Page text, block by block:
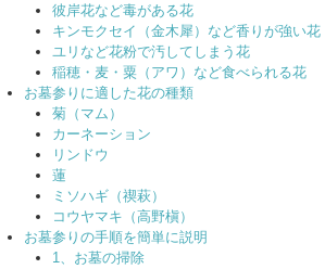
彼岸花など毒がある花
キンモクセイ（金木犀）など香りが強い花
ユリなど花粉で汚してしまう花
稲穂・麦・粟（アワ）など食べられる花
お墓参りに適した花の種類
菊（マム）
カーネーション
リンドウ
蓮
ミソハギ（禊萩）
コウヤマキ（高野槇）
お墓参りの手順を簡単に説明
1、お墓の掃除